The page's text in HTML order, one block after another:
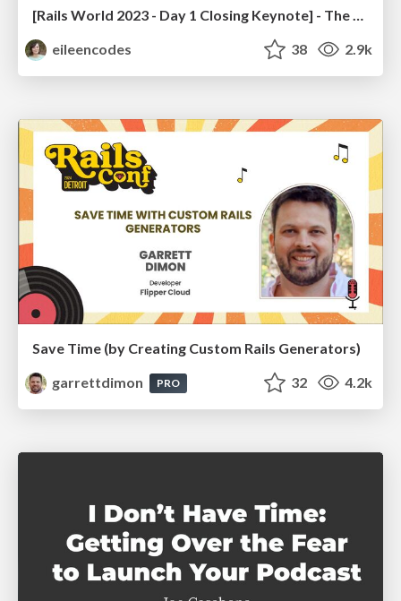
eileencodes
38 2.9k
Save Time (by Creating Custom Rails Generators)
garrettdimon
PRO 32 4.2k